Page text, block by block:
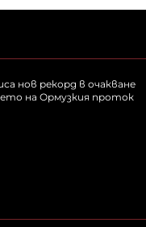
нов рекорд в очакване
на Ормузкия проток